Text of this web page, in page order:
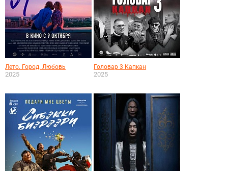
Лето. Город. Любовь
2025
Головар 3 Капкан
2025